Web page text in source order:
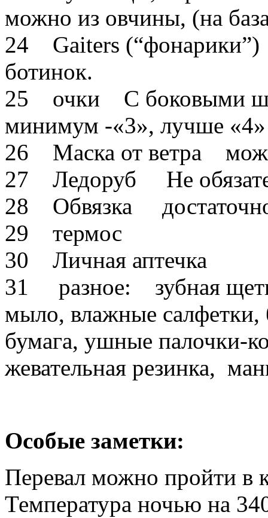
можно из овчины, (на
24 Gaiters
ботинок.
25 очки С боковыми
минимум -«3», лучше «4»
26 Маска от ветра
27 Ледоруб Не
28 Обвязка
29 термос
30 Личная аптечка
31 разное: зубная
мыло, влажные салфетки,
бумага, ушные палочки-
жевательная резинка,
Особые заметки:
Перевал можно пройти в
Температура ночью на